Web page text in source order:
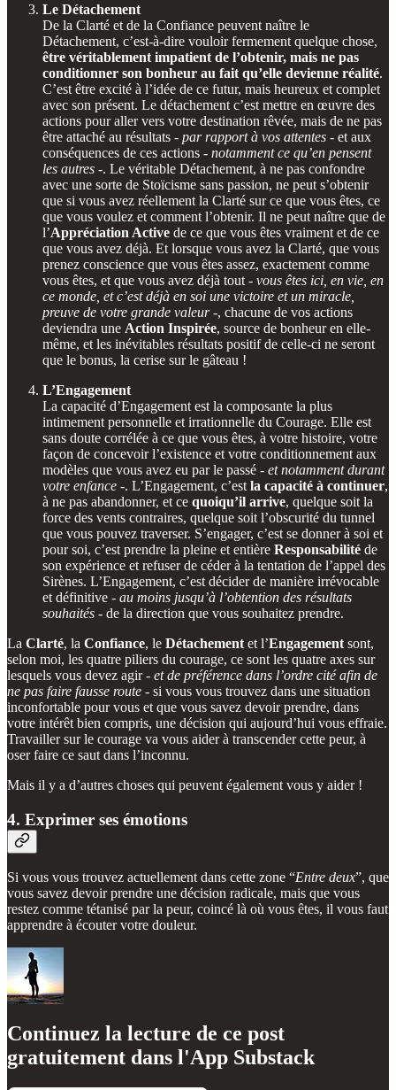
Le Détachement
De la Clarté et de la Confiance peuvent naître le
Détachement, c’est-à-dire vouloir fermement quelque chose,
être véritablement impatient de l’obtenir, mais ne pas
conditionner son bonheur au fait qu’elle devienne réalité.
C’est être excité à l’idée de ce futur, mais heureux et complet
avec son présent. Le détachement c’est mettre en œuvre des
actions pour aller vers votre destination rêvée, mais de ne pas
être attaché au résultats - par rapport à vos attentes - et aux
conséquences de ces actions - notamment ce qu’en pensent
les autres -. Le véritable Détachement, à ne pas confondre
avec une sorte de Stoïcisme sans passion, ne peut s’obtenir
que si vous avez réellement la Clarté sur ce que vous êtes, ce
que vous voulez et comment l’obtenir. Il ne peut naître que de
l’Appréciation Active de ce que vous êtes vraiment et de ce
que vous avez déjà. Et lorsque vous avez la Clarté, que vous
prenez conscience que vous êtes assez, exactement comme
vous êtes, et que vous avez déjà tout - vous êtes ici, en vie, en
ce monde, et c’est déjà en soi une victoire et un miracle,
preuve de votre grande valeur-, chacune de vos actions
deviendra une Action Inspirée, source de bonheur en elle-
même, et les inévitables résultats positif de celle-ci ne seront
que le bonus, la cerise sur le gâteau !
L’Engagement
La capacité d’Engagement est la composante la plus
intimement personnelle et irrationnelle du Courage. Elle est
sans doute corrélée à ce que vous êtes, à votre histoire, votre
façon de concevoir l’existence et votre conditionnement aux
modèles que vous avez eu par le passé - et notamment durant
votre enfance -. L’Engagement, c’est la capacité à continuer,
à ne pas abandonner, et ce quoiqu’il arrive, quelque soit la
force des vents contraires, quelque soit l’obscurité du tunnel
que vous pouvez traverser. S’engager, c’est se donner à soi et
pour soi, c’est prendre la pleine et entière Responsabilité de
son expérience et refuser de céder à la tentation de l’appel des
Sirènes. L’Engagement, c’est décider de manière irrévocable
et définitive - au moins jusqu’à l’obtention des résultats
souhaités - de la direction que vous souhaitez prendre.
La Clarté, la Confiance, le Détachement et l’Engagement sont,
selon moi, les quatre piliers du courage, ce sont les quatre axes sur
lesquels vous devez agir - et de préférence dans l’ordre cité afin de
ne pas faire fausse route - si vous vous trouvez dans une situation
inconfortable pour vous et que vous savez devoir prendre, dans
votre intérêt bien compris, une décision qui aujourd’hui vous effraie.
Travailler sur le courage va vous aider à transcender cette peur, à
oser faire ce saut dans l’inconnu.
Mais il y a d’autres choses qui peuvent également vous y aider !
4. Exprimer ses émotions
Si vous vous trouvez actuellement dans cette zone “Entre deux”, que
vous savez devoir prendre une décision radicale, mais que vous
restez comme tétanisé par la peur, coincé là où vous êtes, il vous faut
apprendre à écouter votre douleur.
Continuez la lecture de ce post
gratuitement dans l'App Substack